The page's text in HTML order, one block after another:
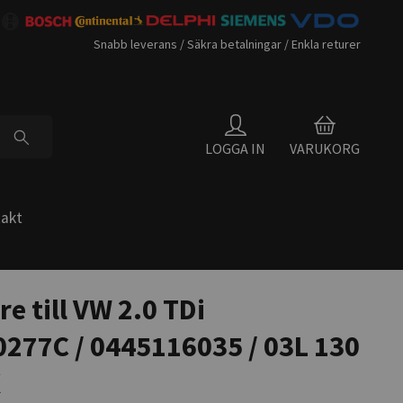
Snabb leverans / Säkra betalningar / Enkla returer
LOGGA IN VARUKORG
till VW 2.0 TDi
/ 0445116035 / 03L 130